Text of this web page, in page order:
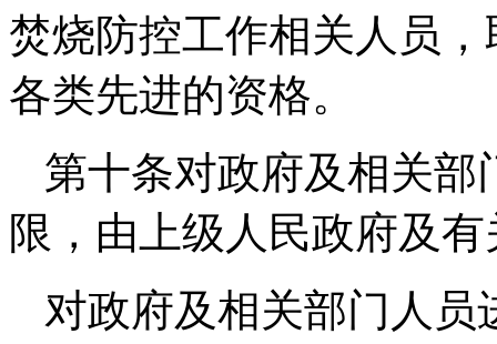
焚烧防控工作相关人员
各类先进的资格。
第十条对政府及相关部
限，由上级人民政府及
对政府及相关部门人